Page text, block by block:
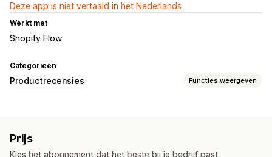
Deze app is niet vertaald in het Nederlands
Werkt met
Shopify Flow
Categorieën
Productrecensies Functies weergeven
Mediagalerijen
Prijs
Kies het abonnement dat het beste bij je bedrijf past.